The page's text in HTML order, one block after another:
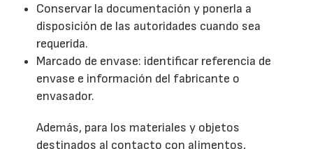
Conservar la documentación y ponerla a
disposición de las autoridades cuando sea
requerida.
Marcado de envase: identificar referencia de
envase e información del fabricante o
envasador.
Además, para los materiales y objetos
destinados al contacto con alimentos,